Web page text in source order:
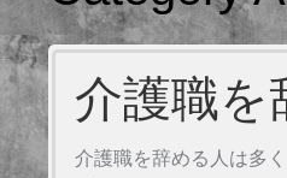
介護職を
介護職を辞める人は多